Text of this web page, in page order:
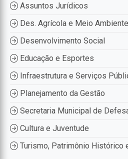
Assuntos Jurídicos
Des. Agrícola e Meio Ambiente
Desenvolvimento Social
Educação e Esportes
Infraestrutura e Serviços
Planejamento da Gestão
Secretaria Municipal de
Cultura e Juventude
Turismo, Patrimônio Histórico